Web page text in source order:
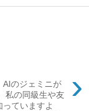
›
AIのジェミニが
私の同級生や友
ていますよ